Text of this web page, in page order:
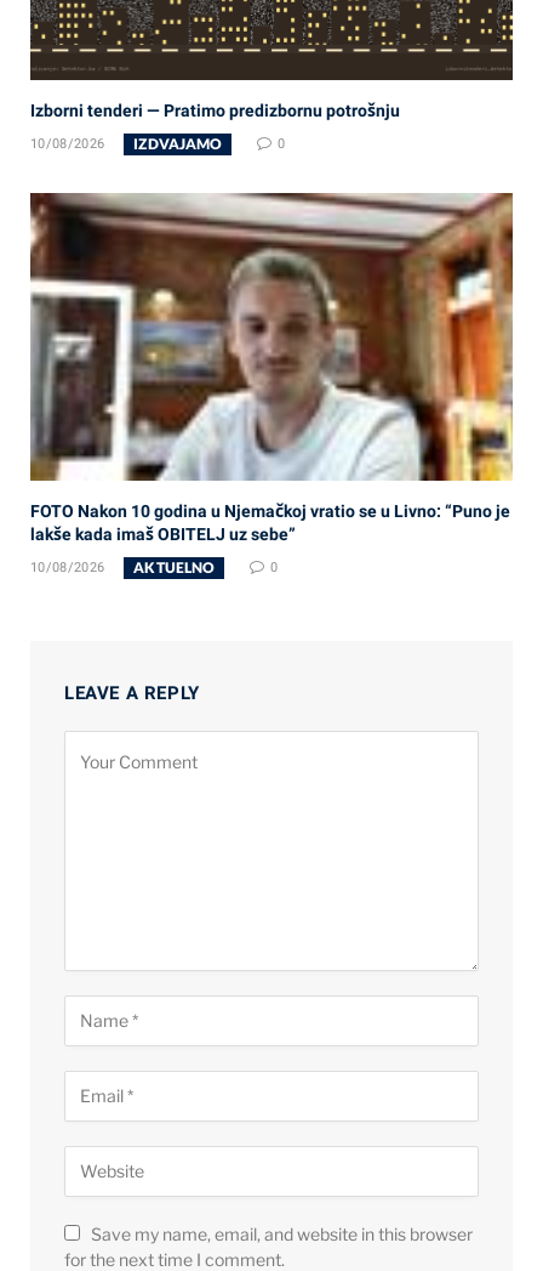
Izborni tenderi — Pratimo predizbornu potrošnju
10/08/2026 IZDVAJAMO 0
FOTO Nakon 10 godina u Njemačkoj vratio se u Livno: “Puno je
lakše kada imaš OBITELJ uz sebe”
10/08/2026 AKTUELNO 0
LEAVE A REPLY
Save my name, email, and website in this browser
for the next time I comment.